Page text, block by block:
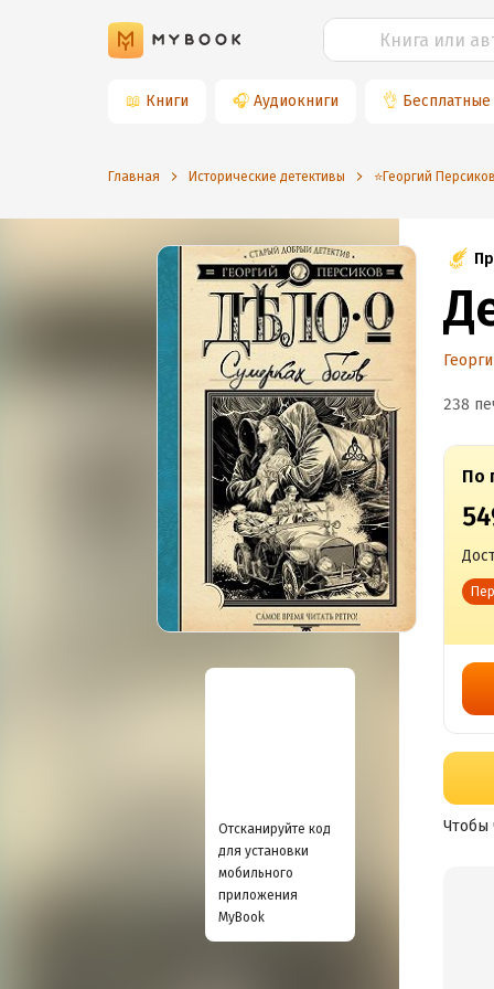
📖 Книги 🎧 Аудиокниги 👌 Бесплатные
Главная Исторические детективы ⭐️Георгий Персиков
Отсканируйте код
для установки
мобильного
приложения
MyBook
238
По
Чтобы